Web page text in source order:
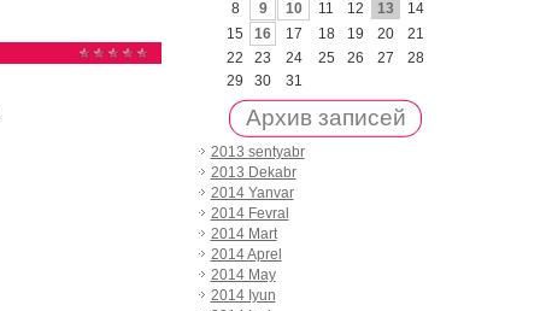
8
9 10 11 12 13
14
15
16 17 18 19 20
21
22
23 24 25 26 27
28
29
30 31
Архив записей
2013 sentyabr
2013 Dekabr
2014 Yanvar
2014 Fevral
2014 Mart
2014 Aprel
2014 May
2014 Iyun